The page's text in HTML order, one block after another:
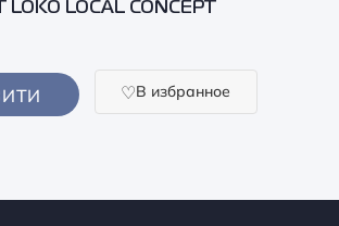
LOCAL CONCEPT
В избранное